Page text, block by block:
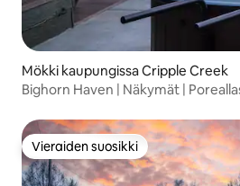
Mökki kaupungissa Cripple Creek
Bighorn Haven | Näkymät |
Vieraiden suosikki
Vieraiden suosikki